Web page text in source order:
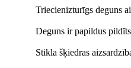
Triecienizturīgs deguns
Deguns ir papildus
Stikla šķiedras